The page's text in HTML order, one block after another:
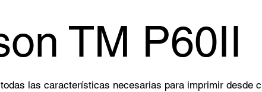
TM P60II
las características necesarias para imprimir desde